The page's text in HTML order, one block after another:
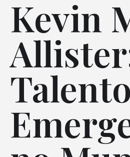
Kevin
Talento